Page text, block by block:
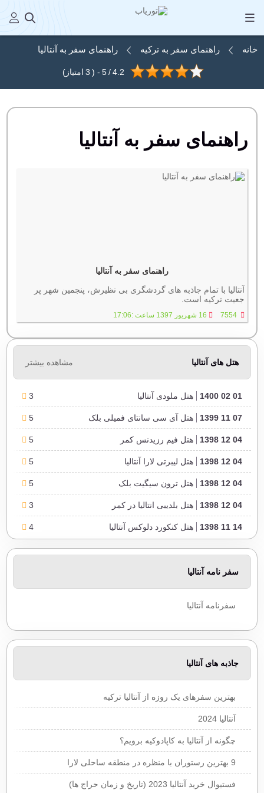
خانه راهنمای سفر به ترکیه راهنمای سفر به آنتالیا
4.2
/
5
- (
3 امتیاز)
راهنمای سفر به آنتالیا
راهنمای سفر به آنتالیا
آنتالیا با تمام جاذبه های گردشگری بی نظیرش، پنجمین شهر پر
جعیت ترکیه است.
7554 16 شهریور 1397 ساعت :17:06
هتل های آنتالیا مشاهده بیشتر
01 02 1400 هتل ملودی آنتالیا 3
07 11 1399 هتل آی سی سانتای فمیلی بلک 5
04 12 1398 هتل فيم رزيدنس کمر 5
04 12 1398 هتل لیبرتی لارا آنتالیا 5
04 12 1398 هتل ترون سیگیت بلک 5
04 12 1398 هتل بلدیبی انتالیا در کمر 3
14 11 1398 هتل کنکورد دلوکس آنتالیا 4
14 11 1398 هتل رامادا ریزورت لارا 4
سفر نامه آنتالیا
سفرنامه آنتالیا
جاذبه های آنتالیا
بهترین سفرهای یک روزه از آنتالیا ترکیه
آنتالیا 2024
چگونه از آنتالیا به کاپادوکیه برویم؟
9 بهترین رستوران با منظره در منطقه ساحلی لارا
فستیوال خرید آنتالیا 2023 (تاریخ و زمان حراج ها)